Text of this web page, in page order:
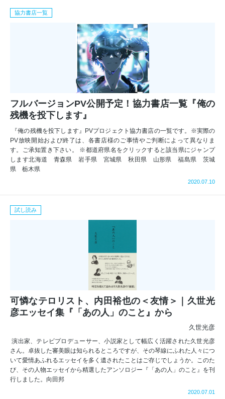
協力書店一覧
フルバージョンPV公開予定！協力書店一覧『俺の
残機を投下します』
『俺の残機を投下します』PVプロジェクト協力書店の一覧です。※実際の
PV放映開始および終了は、各書店様のご事情やご判断によって異なりま
す。ご承知置き下さい。 ※都道府県名をクリックすると該当県にジャンプ
します北海道 青森県 岩手県 宮城県 秋田県 山形県 福島県 茨城
県 栃木県
2020.07.10
試し読み
可憐なテロリスト、内田裕也の＜友情＞｜久世光
彦エッセイ集『「あの人」のこと』から
久世光彦
演出家、テレビプロデューサー、小説家として幅広く活躍された久世光彦
さん。卓抜した審美眼は知られるところですが、その琴線にふれた人々につ
いて愛情あふれるエッセイを多く遺されたことはご存じでしょうか。このた
び、その人物エッセイから精選したアンソロジー『「あの人」のこと』を刊
行しました。向田邦
2020.07.01